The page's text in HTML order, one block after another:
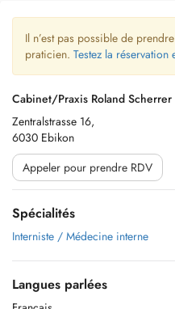
Il n’est pas possible de
praticien. Testez la
Cabinet/Praxis Roland Scherrer
Zentralstrasse 16,
6030 Ebikon
Appeler pour prendre RDV
Spécialités
Interniste / Médecine interne
Langues parlées